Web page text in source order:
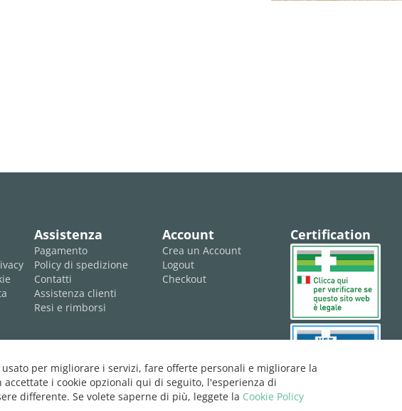
Assistenza
Pagamento
Policy di spedizione
Contatti
Assistenza clienti
Resi e rimborsi
Account
Crea un Account
Logout
Checkout
Certification
per migliorare i servizi, fare offerte personali e migliorare la
accettate i cookie opzionali qui di seguito, l'esperienza di
differente. Se volete saperne di più, leggete la Cookie Policy